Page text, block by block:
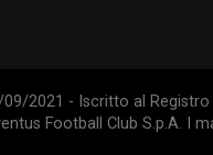
2021 - Iscritto al
Football Club S.p.A. I